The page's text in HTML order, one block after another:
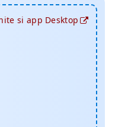
si app Desktop